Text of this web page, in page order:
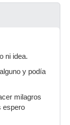
ni idea.
y podía
milagros
espero